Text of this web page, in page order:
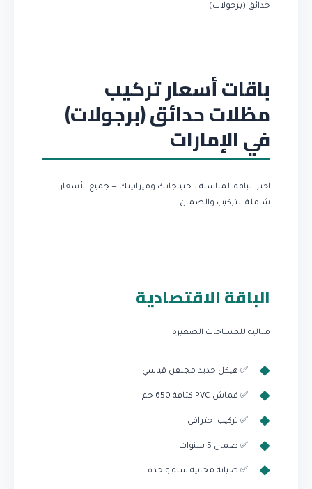
حدائق (برجولات).
باقات أسعار تركيب
مظلات حدائق (برجولات)
في الإمارات
اختر الباقة المناسبة لاحتياجاتك وميزانيتك — جميع الأسعار
شاملة التركيب والضمان
الباقة الاقتصادية
مثالية للمساحات الصغيرة
✅ هيكل حديد مجلفن قياسي
✅ قماش PVC كثافة 650 جم
✅ تركيب احترافي
✅ ضمان 5 سنوات
✅ صيانة مجانية سنة واحدة